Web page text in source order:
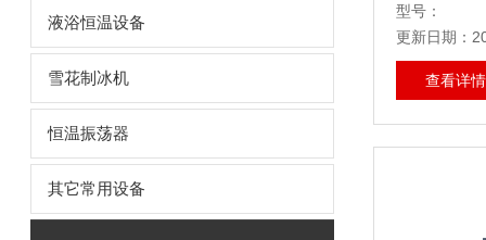
液浴恒温设备
雪花制冰机
恒温振荡器
其它常用设备
型号：
更新日期：
查看详情